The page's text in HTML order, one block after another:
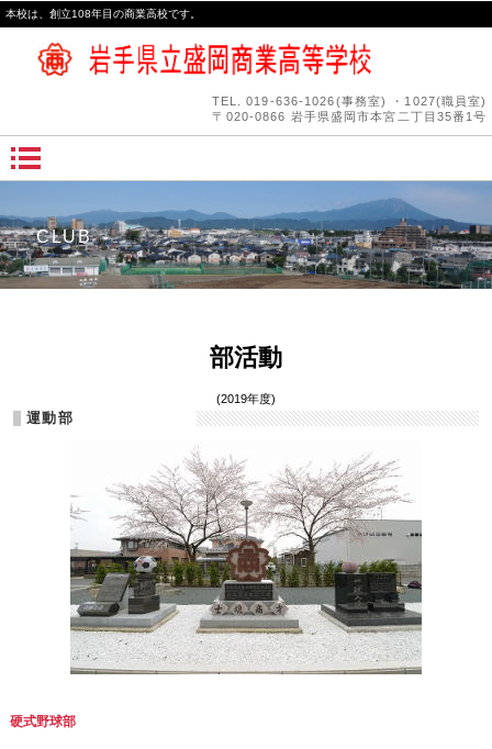
本校は、創立108年目の商業高校です。
TEL.019-636-1026(事務室) ・1027(職員室)
〒020-0866 岩手県盛岡市本宮二丁目35番1号
CLUB
部活動
(2019年度)
運動部
硬式野球部